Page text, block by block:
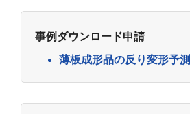
事例ダウンロード申請
薄板成形品の反り変形予測